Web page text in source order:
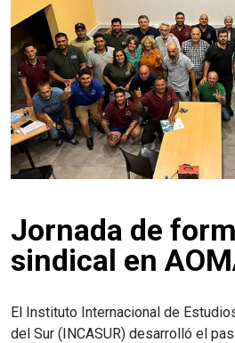
Jornada de
sindical en
El Instituto Internacional de
del Sur (INCASUR) desarrolló el